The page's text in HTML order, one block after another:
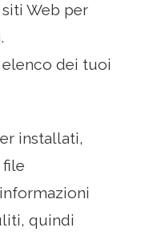
Web per
dei tuoi
installati,
file
quindi